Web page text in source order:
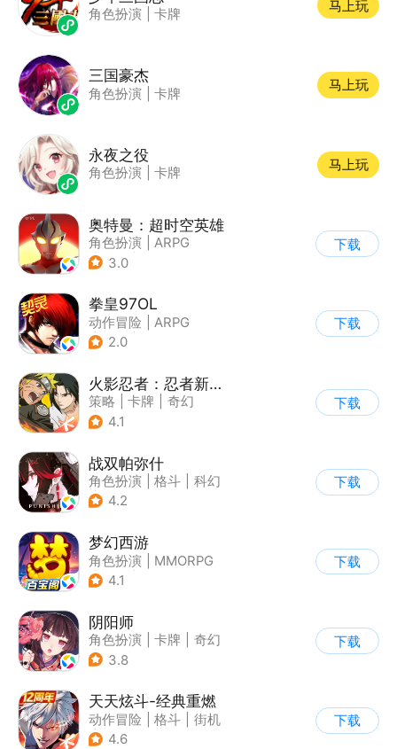
角色扮演 卡牌
马上玩
三国豪杰
角色扮演 卡牌
马上玩
永夜之役
角色扮演 卡牌
马上玩
奥特曼：超时空英雄
角色扮演
ARPG
| 奇幻
3.0
下载
拳皇97OL
动作冒险
ARPG
| 街机
2.0
下载
火影忍者：忍者新世代
策略 卡牌
奇幻
| 火影
4.1
下载
战双帕弥什
角色扮演 格斗
科幻
| 美少女
4.2
下载
梦幻西游
角色扮演
MMORPG
| 西游
4.1
下载
阴阳师
角色扮演 卡牌
奇幻
| 阴阳师
3.8
下载
天天炫斗-经典重燃
动作冒险 格斗
街机
| 动漫
4.6
下载